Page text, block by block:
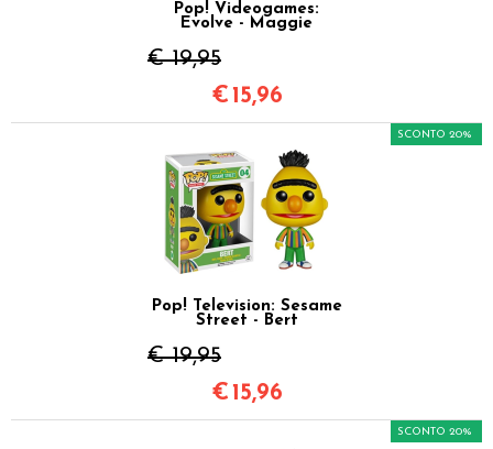
Pop! Videogames:
Evolve - Maggie
€ 19,95
€ 15,96
Pop! Television: Sesame
Street - Bert
€ 19,95
SCONTO 20%
€ 15,96
SCONTO 20%